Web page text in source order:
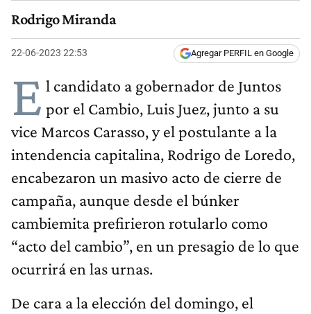
Rodrigo Miranda
22-06-2023 22:53 Agregar PERFIL en Google
E l candidato a gobernador de Juntos
por el Cambio, Luis Juez, junto a su
vice Marcos Carasso, y el postulante a la
intendencia capitalina, Rodrigo de Loredo,
encabezaron un masivo acto de cierre de
campaña, aunque desde el búnker
cambiemita prefirieron rotularlo como
“acto del cambio”, en un presagio de lo que
ocurrirá en las urnas.
De cara a la elección del domingo, el